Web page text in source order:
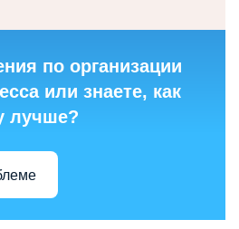
по организации
или знаете, как
лучше?